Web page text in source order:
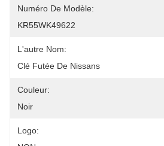
Numéro De Modèle:
KR55WK49622
L'autre Nom:
Clé Futée De Nissans
Couleur:
Noir
Logo: